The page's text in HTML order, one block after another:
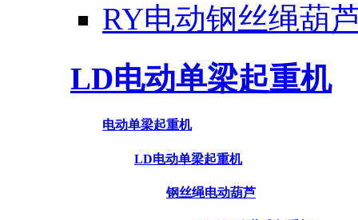
RY电动钢丝绳葫
LD电动单梁起重机
电动单梁起重机
LD电动单梁起重机
钢丝绳电动葫芦